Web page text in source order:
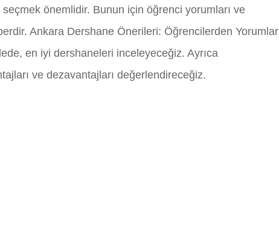
önemlidir. Bunun için öğrenci yorumları ve
Ankara Dershane Önerileri: Öğrencilerden Yorumlar
en iyi dershaneleri inceleyeceğiz. Ayrıca
ve dezavantajları değerlendireceğiz.